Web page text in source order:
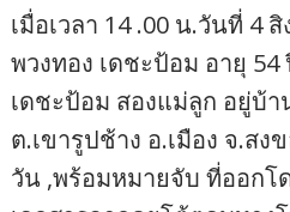
เมื่อเวลา 14 .00 น.วันที่ 4
พวงทอง เดชะป้อม อายุ
เดชะป้อม สองแม่ลูก อยู่บ้า
ต.เขารูปช้าง อ.เมือง จ.ส
วัน ,พร้อมหมายจับ ที่ออกโ